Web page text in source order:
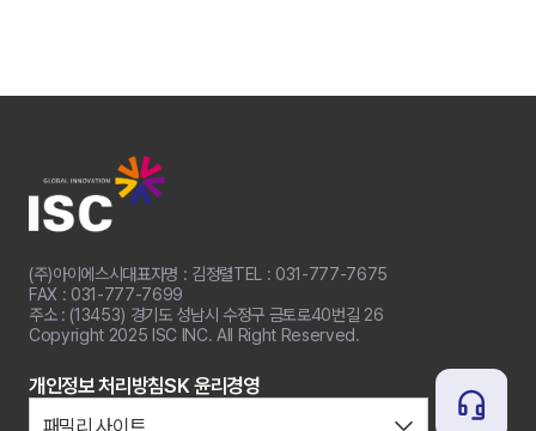
(주)아이에스시대표자명 : 김정렬TEL : 031-777-7675
FAX : 031-777-7699
주소 : (13453) 경기도 성남시 수정구 금토로40번길 26
Copyright 2025 ISC INC. All Right Reserved.
개인정보 처리방침SK 윤리경영
패밀리 사이트